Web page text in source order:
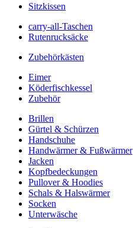
Sitzkissen
carry-all-Taschen
Rutenrucksäcke
Zubehörkästen
Eimer
Köderfischkessel
Zubehör
Brillen
Gürtel & Schürzen
Handschuhe
Handwärmer & Fußwärmer
Jacken
Kopfbedeckungen
Pullover & Hoodies
Schals & Halswärmer
Socken
Unterwäsche